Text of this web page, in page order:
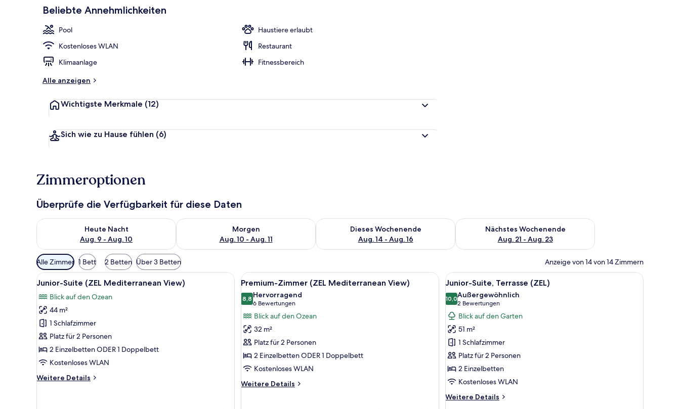
Beliebte Annehmlichkeiten
Pool
Haustiere erlaubt
Kostenloses WLAN
Restaurant
Klimaanlage
Fitnessbereich
Alle anzeigen
Wichtigste Merkmale (12)
Sich wie zu Hause fühlen (6)
Zimmeroptionen
Überprüfe die Verfügbarkeit für diese Daten
Heute Nacht
Aug. 9 - Aug. 10
Überprüfe die Verfügbarkeit für heute Nacht, Aug. 9 - Aug. 10.
Morgen
Aug. 10 - Aug. 11
Überprüfe die Verfügbarkeit für morgen, Aug. 10 - Aug. 11.
Dieses Wochenende
Aug. 14 - Aug. 16
Überprüfe die Verfügbarkeit für dieses Wochenende, Aug. 14 - Aug. 16.
Nächstes Wochenende
Aug. 21 - Aug. 23
Überprüfe die Verfügbarkeit für nächstes Wochenende, Aug.
Verfügbare
Filter
für
Alle Zimmer 1 Bett 2 Betten Über 3 Betten Anzeige von 14 von 14 Zimmern
Alle
Fotos
für
Junior-
Suite
(ZEL
Mediterranean
View)
Ein geräumiges Zimmer mit einem großen Bett, einer Sitzecke mit einem Korbsessel, einem kleinen Tisch und Meerblick.
9
Junior-Suite (ZEL Mediterranean View)
Blick auf den Ozean
44 m²
1 Schlafzimmer
Platz für 2 Personen
2 Einzelbetten ODER 1 Doppelbett
Kostenloses WLAN
Weitere Details
Weitere
Alle
Fotos
für
Premium-
Zimmer
(ZEL
Mediterranean
View)
anzeigen
Ein Schlafzimmer mit einem großen Bett, einem Nachttisch, einem Sessel und Meerblick.
5
Premium-Zimmer (ZEL Mediterranean View)
8,88,8 von 10
Hervorragend
6 Bewertungen
(6
Bewertungen)
Blick auf den Ozean
32 m²
Platz für 2 Personen
2 Einzelbetten ODER 1 Doppelbett
Kostenloses WLAN
Weitere Details
Weitere
Alle
Fotos
für
Junior-
Suite,
Terrasse
(ZEL)
anzeigen
Ein Hotelzimmer mit Bett, Schreibtisch,
8
Junior-Suite, Terrasse (ZEL)
10,010,0 von 10
Außergewöhnlich
2 Bewertungen
(2
Bewertungen)
Blick auf den Garten
51 m²
1 Schlafzimmer
Platz für 2 Personen
2 Einzelbetten
Kostenloses WLAN
Weitere Details
Weitere